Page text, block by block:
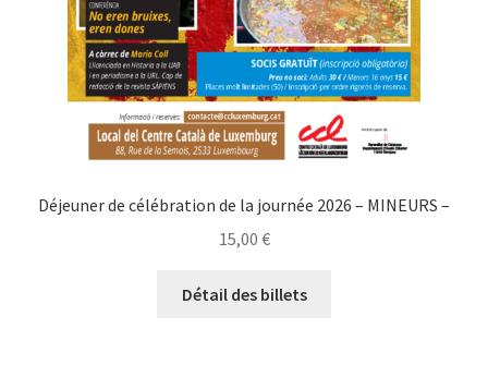
Déjeuner de célébration de la journée 2026 – MINEURS –
15,00 €
Détail des billets